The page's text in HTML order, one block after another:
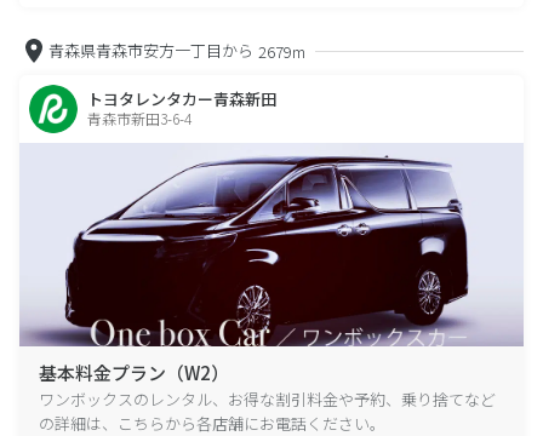
青森県青森市安方一丁目から 2679m
トヨタレンタカー青森新田
青森市新田3-6-4
基本料金プラン（W2）
ワンボックスのレンタル、お得な割引料金や予約、乗り捨てなど
の詳細は、こちらから各店舗にお電話ください。